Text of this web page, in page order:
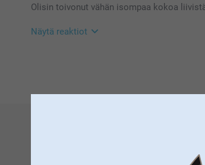
Lämpimin kiitoksin,
Olisin toivonut vähän isompaa kokoa
Näytä reaktiot
Suuret kiitokset 4 tähdestä ja